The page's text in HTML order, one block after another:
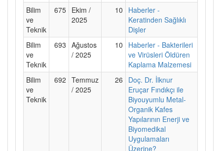
Bilim
ve
Teknik
675 Ekim /
2025
10
Haberler -
Keratinden Sağlıklı
Dişler
Bilim
ve
Teknik
693 Ağustos
/ 2025
10
Haberler - Bakterileri
ve Virüsleri Öldüren
Kaplama Malzemesi
Bilim
ve
Teknik
692 Temmuz
/ 2025
26
Doç. Dr. İlknur
Eruçar Fındıkçı ile
Biyouyumlu Metal-
Organik Kafes
Yapılarının Enerji ve
Biyomedikal
Uygulamaları
Üzerine?